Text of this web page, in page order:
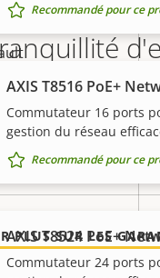
Valeur de
la
intégré
Recommandé pour ce
AXIS T8516 PoE+
Commutateur 16 ports
gestion du réseau
Recommandé pour ce
AXIS T8524 PoE+
Commutateur 24 ports
garantie
garantie de 5 ans
problème et permet
rien n'est caché dans
obtenez exactement
PLUS SUR LES